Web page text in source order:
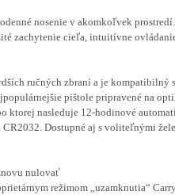
nosenie v akomkoľvek prostredí.
zachytenie cieľa, intuitívne
ručných zbraní a je kompatibilný
pištole pripravené na
ktorej nasleduje 12-hodinové
Dostupné aj s voliteľnými
nulovať
režimom „uzamknutia“